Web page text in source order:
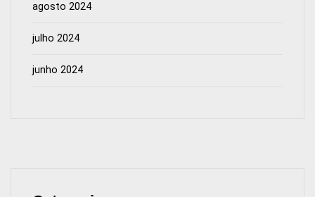
agosto 2024
julho 2024
junho 2024